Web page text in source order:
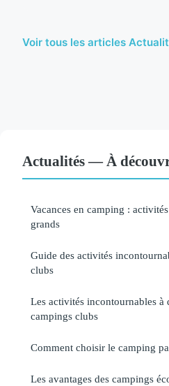
Voir tous les articles
Actualités — À
Vacances en camping :
grands
Guide des activités
clubs
Les activités incontournables à
campings clubs
Comment choisir le camping
Les avantages des campings